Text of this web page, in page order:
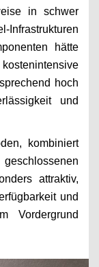
in schwer
hätte
hoch
und
kombiniert
attraktiv,
und
Vordergrund